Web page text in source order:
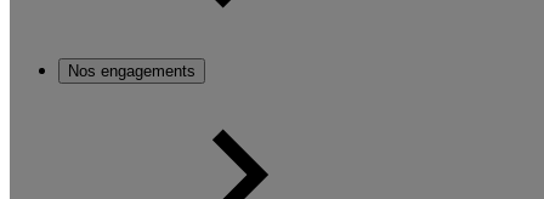
Nos engagements